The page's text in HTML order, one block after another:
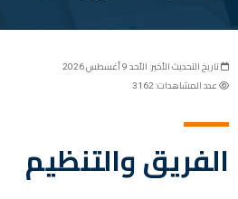
تاريخ التحديث الأخير: الأحد 9 أغسطس 2026
عدد المشاهدات: 3162
الفريق والتنظيم